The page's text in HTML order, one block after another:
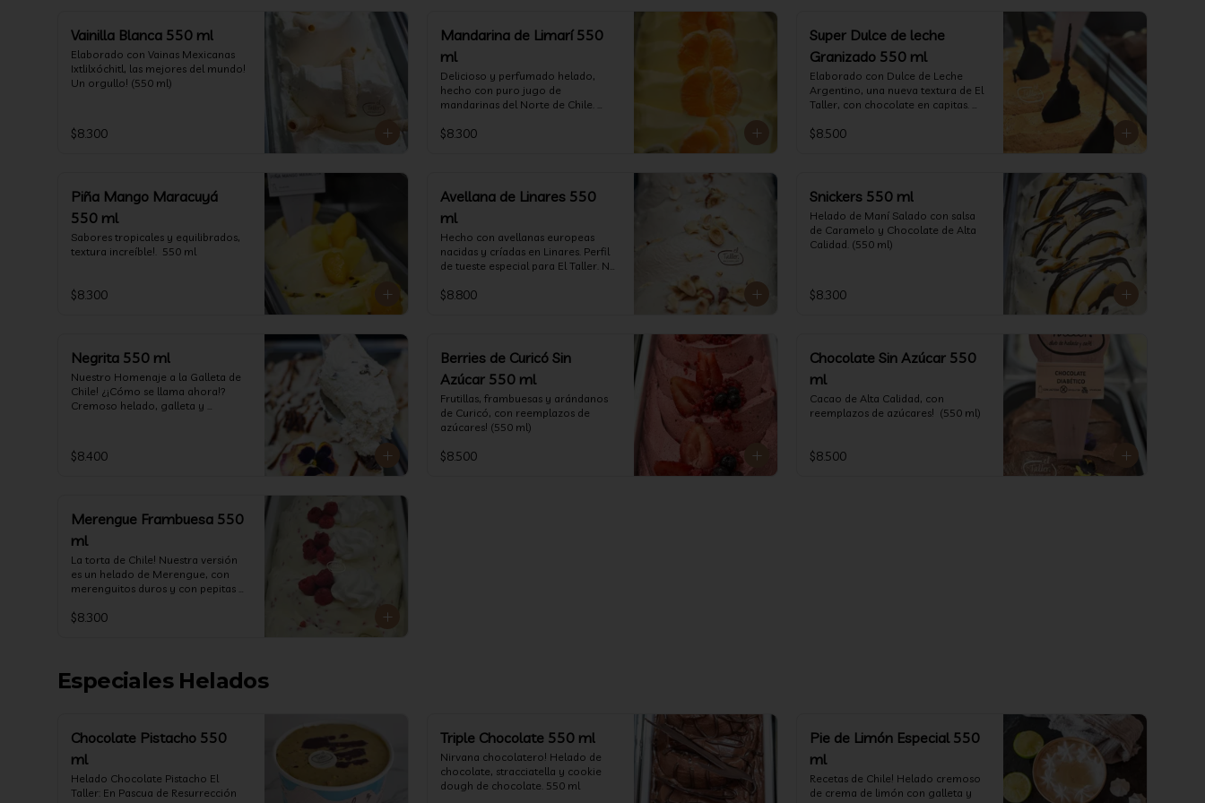
Vainilla Blanca 550 ml
Elaborado con Vainas Mexicanas
Ixtlilxóchitl, las mejores del mundo!
Un orgullo! (550 ml)
$8.300
Mandarina de Limarí 550
ml
Delicioso y perfumado helado,
hecho con puro jugo de
mandarinas del Norte de Chile.
$8.300
Super Dulce de leche
Granizado 550 ml
Elaborado con Dulce de Leche
Argentino, una nueva textura de El
Taller, con chocolate en capitas.
$8.500
Piña Mango Maracuyá
550 ml
Sabores tropicales y equilibrados,
textura increíble!.  550 ml
$8.300
Avellana de Linares 550
ml
Hecho con avellanas europeas
nacidas y críadas en Linares. Perfil
de tueste especial para El Taller. No
$8.800
Snickers 550 ml
Helado de Maní Salado con salsa
de Caramelo y Chocolate de Alta
Calidad. (550 ml)
$8.300
Negrita 550 ml
Nuestro Homenaje a la Galleta de
Chile! ¿¡Cómo se llama ahora!?
Cremoso helado, galleta y
$8.400
Berries de Curicó Sin
Azúcar 550 ml
Frutillas, frambuesas y arándanos
de Curicó, con reemplazos de
azúcares! (550 ml)
$8.500
Chocolate Sin Azúcar 550
ml
Cacao de Alta Calidad, con
reemplazos de azúcares!  (550 ml)
$8.500
Merengue Frambuesa 550
ml
La torta de Chile! Nuestra versión
es un helado de Merengue, con
merenguitos duros y con pepitas
$8.300
Especiales Helados
Chocolate Pistacho 550
ml
Helado Chocolate Pistacho El
Taller: En Pascua de Resurrección
Triple Chocolate 550 ml
Nirvana chocolatero! Helado de
chocolate, stracciatella y cookie
dough de chocolate. 550 ml
Pie de Limón Especial 550
ml
Recetas de Chile! Helado cremoso
de crema de limón con galleta y